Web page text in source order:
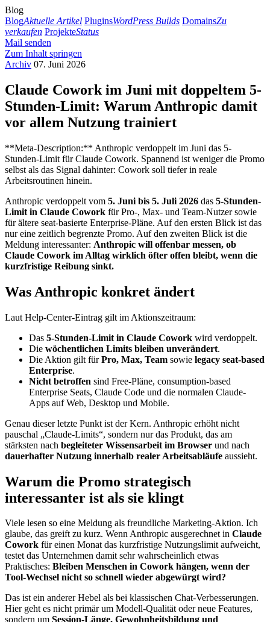
Blog
BlogAktuelle Artikel PluginsWordPress Builds DomainsZu
verkaufen ProjekteStatus
Mail senden
Zum Inhalt springen
Archiv 07. Juni 2026
Claude Cowork im Juni mit doppeltem 5-
Stunden-Limit: Warum Anthropic damit
vor allem Nutzung trainiert
**Meta-Description:** Anthropic verdoppelt im Juni das 5-
Stunden-Limit für Claude Cowork. Spannend ist weniger die Promo
selbst als das Signal dahinter: Cowork soll tiefer in reale
Arbeitsroutinen hinein.
Anthropic verdoppelt vom 5. Juni bis 5. Juli 2026 das 5-Stunden-
Limit in Claude Cowork für Pro-, Max- und Team-Nutzer sowie
für ältere seat-basierte Enterprise-Pläne. Auf den ersten Blick ist das
nur eine zeitlich begrenzte Promo. Auf den zweiten Blick ist die
Meldung interessanter: Anthropic will offenbar messen, ob
Claude Cowork im Alltag wirklich öfter offen bleibt, wenn die
kurzfristige Reibung sinkt.
Was Anthropic konkret ändert
Laut Help-Center-Eintrag gilt im Aktionszeitraum:
Das 5-Stunden-Limit in Claude Cowork wird verdoppelt.
Die wöchentlichen Limits bleiben unverändert.
Die Aktion gilt fürPro, Max, Team sowie legacy seat-based
Enterprise.
Nicht betroffen sind Free-Pläne, consumption-based
Enterprise Seats, Claude Code und die normalen Claude-
Apps auf Web, Desktop und Mobile.
Genau dieser letzte Punkt ist der Kern. Anthropic erhöht nicht
pauschal „Claude-Limits“, sondern nur das Produkt, das am
stärksten nach begleiteter Wissensarbeit im Browser und nach
dauerhafter Nutzung innerhalb realer Arbeitsabläufe aussieht.
Warum die Promo strategisch
interessanter ist als sie klingt
Viele lesen so eine Meldung als freundliche Marketing-Aktion. Ich
glaube, das greift zu kurz. Wenn Anthropic ausgerechnet in Claude
Cowork für einen Monat das kurzfristige Nutzungslimit aufweicht,
testet das Unternehmen damit sehr wahrscheinlich etwas
Praktisches: Bleiben Menschen in Cowork hängen, wenn der
Tool-Wechsel nicht so schnell wieder abgewürgt wird?
Das ist ein anderer Hebel als bei klassischen Chat-Verbesserungen.
Hier geht es nicht primär um Modell-Qualität oder neue Features,
sondern um Session-Länge, Gewohnheitsbildung und